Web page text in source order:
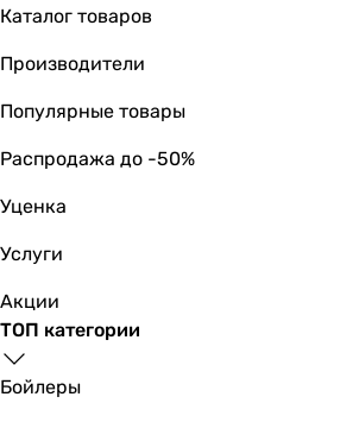
Каталог товаров
Производители
Популярные товары
Распродажа до -50%
Уценка
Услуги
Акции
ТОП категории
Бойлеры